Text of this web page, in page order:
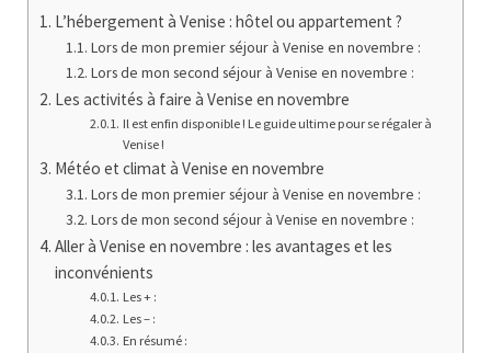
L’hébergement à Venise : hôtel ou appartement ?
Lors de mon premier séjour à Venise en novembre :
Lors de mon second séjour à Venise en novembre :
Les activités à faire à Venise en novembre
Il est enfin disponible ! Le guide ultime pour se régaler à
Venise !
Météo et climat à Venise en novembre
Lors de mon premier séjour à Venise en novembre :
Lors de mon second séjour à Venise en novembre :
Aller à Venise en novembre : les avantages et les
inconvénients
Les + :
Les – :
En résumé :